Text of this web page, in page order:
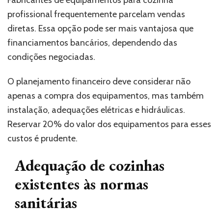
profissional frequentemente parcelam vendas
diretas. Essa opção pode ser mais vantajosa que
financiamentos bancários, dependendo das
condições negociadas.
O planejamento financeiro deve considerar não
apenas a compra dos equipamentos, mas também
instalação, adequações elétricas e hidráulicas.
Reservar 20% do valor dos equipamentos para esses
custos é prudente.
Adequação de cozinhas
existentes às normas
sanitárias